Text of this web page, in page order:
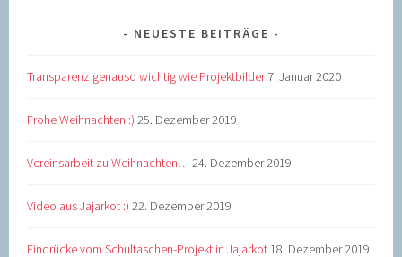
NEUESTE BEITRÄGE
Transparenz genauso wichtig wie Projektbilder 7. Januar 2020
Frohe Weihnachten :) 25. Dezember 2019
Vereinsarbeit zu Weihnachten… 24. Dezember 2019
Video aus Jajarkot :) 22. Dezember 2019
Eindrücke vom Schultaschen-Projekt in Jajarkot 18. Dezember 2019